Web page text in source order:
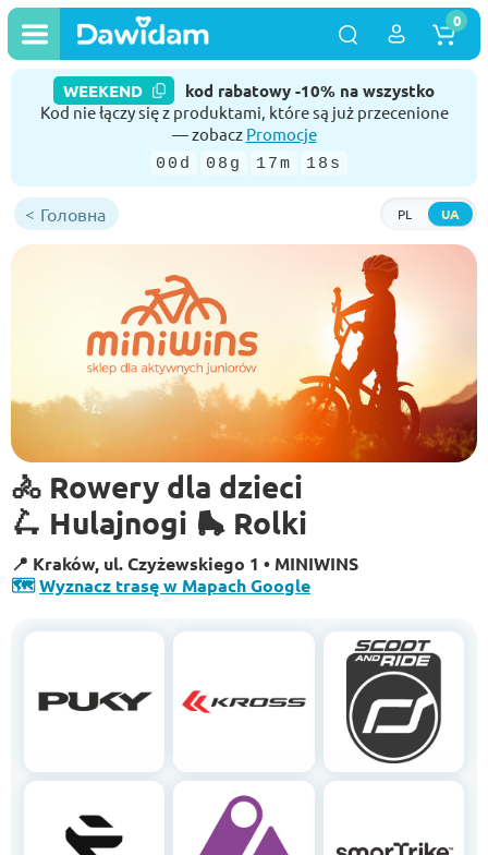
WEEKEND kod rabatowy -10% na wszystko
Kod nie łączy się z produktami, które są już przecenione
— zobacz Promocje
00d 08g 17m 17s
PL UA
0
Головна
🚴 Rowery dla dzieci
🛴 Hulajnogi 🛼 Rolki
📍 Kraków, ul. Czyżewskiego 1 • MINIWINS
🗺️Wyznacz trasę w Mapach Google